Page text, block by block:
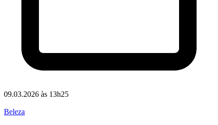
09.03.2026 às 13h25
Beleza